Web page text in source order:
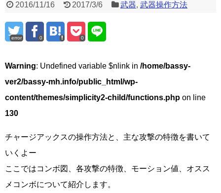
2016/11/16 2017/3/6 武器,武器操作方法
error 0 0
Warning: Undefined variable $nlink in /home/bassy-
ver2/bassy-mh.info/public_html/wp-
content/themes/simplicity2-child/functions.php on line
130
チャージアックスの操作方法と、主な攻撃の特徴を書いて
いくよー
ここではコンボ図、各攻撃の特徴、モーション値、オスス
メコンボについて紹介します。